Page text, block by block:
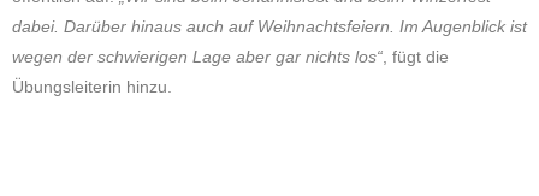
dabei. Darüber hinaus auch auf Weihnachtsfeiern. Im Augenblick ist
wegen der schwierigen Lage aber gar nichts los“ , fügt die
Übungsleiterin hinzu.